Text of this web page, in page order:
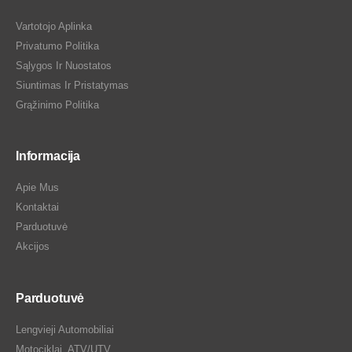
Vartotojo Aplinka
Privatumo Politika
Sąlygos Ir Nuostatos
Siuntimas Ir Pristatymas
Grąžinimo Politika
Informacija
Apie Mus
Kontaktai
Parduotuvė
Akcijos
Parduotuvė
Lengvieji Automobiliai
Motociklai, ATV/UTV